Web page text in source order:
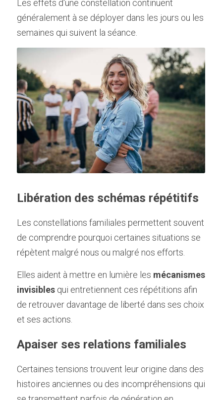
Les effets d'une constellation continuent
généralement à se déployer dans les jours ou les
semaines qui suivent la séance.
Libération des schémas répétitifs
Les constellations familiales permettent souvent
de comprendre pourquoi certaines situations se
répètent malgré nous ou malgré nos efforts.
Elles aident à mettre en lumière les mécanismes
invisibles qui entretiennent ces répétitions afin
de retrouver davantage de liberté dans ses choix
et ses actions.
Apaiser ses relations familiales
Certaines tensions trouvent leur origine dans des
histoires anciennes ou des incompréhensions qui